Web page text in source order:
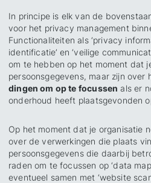
In principe is elk van de
voor het privacy management
Functionaliteiten als ‘privacy
identificatie’ en ‘veilige
om te hebben op het moment dat
persoonsgegevens, maar zijn over
dingen om op te focussen als er
onderhoud heeft plaatsgevonden
Op het moment dat je organisatie
over de verwerkingen die plaats
persoonsgegevens die daarbij
raden om te focussen op ‘data
eventueel samen met ‘website